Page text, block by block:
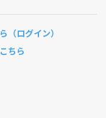
（ログイン）
ちら